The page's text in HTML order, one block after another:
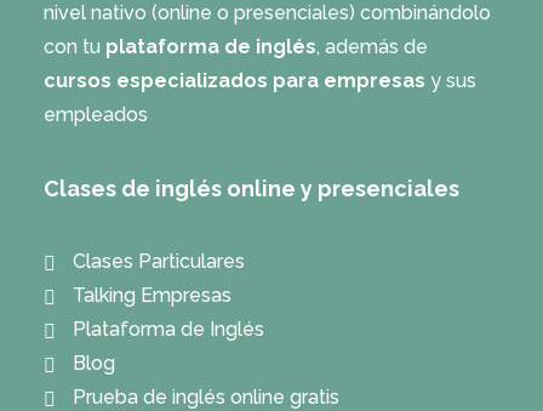
nivel nativo (online o presenciales) combinándolo
con tu plataforma de inglés, además de
cursos especializados para empresas y sus
empleados
Clases de inglés online y presenciales
Clases Particulares
Talking Empresas
Plataforma de Inglés
Blog
Prueba de inglés online gratis